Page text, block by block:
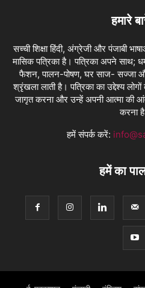
हमारे
सच्ची शिक्षा हिंदी, अंग्रेजी और पंजाबी
मासिक पत्रिका है। पत्रिका अपने साथ;
फैशन, पालन-पोषण, घर साज- सज्जा
श्रृंखला लाती है। पत्रिका का उद्देश्य
जागृत करना और उन्हें अपनी आत्मा की
करना
हमें संपर्क करें:
हमें का